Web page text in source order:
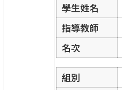
學生姓名
指導教師
名次
組別